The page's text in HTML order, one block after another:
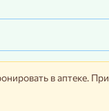
в аптеке. При